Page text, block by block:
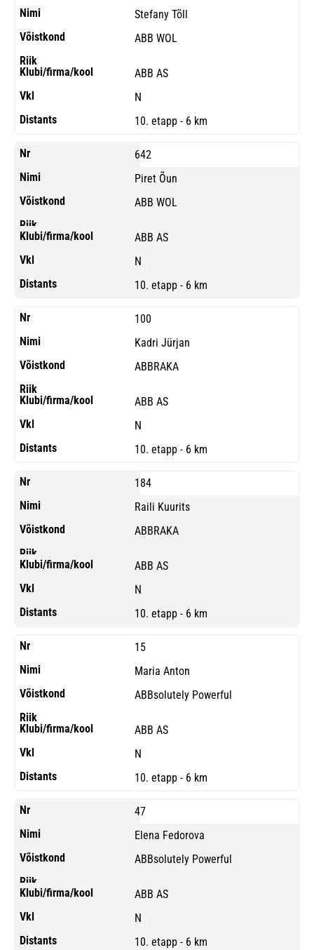
Stefany Tõll
ABB WOL
ABB AS
N
10. etapp - 6 km
642
Piret Õun
ABB WOL
ABB AS
N
10. etapp - 6 km
100
Kadri Jürjan
ABBRAKA
ABB AS
N
10. etapp - 6 km
184
Raili Kuurits
ABBRAKA
ABB AS
N
10. etapp - 6 km
15
Maria Anton
ABBsolutely Powerful
ABB AS
N
10. etapp - 6 km
47
Elena Fedorova
ABBsolutely Powerful
ABB AS
N
10. etapp - 6 km